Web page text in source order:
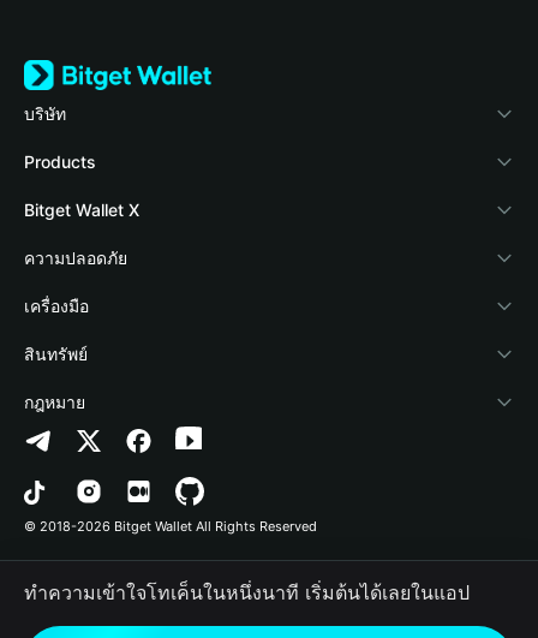
บริษัท
เกี่ยวกับ Bitget Wallet
Blog
Academy
ข่าวสารด้านคริปโต
ศูนย์ช่วยเหลือ
ติดต่อเรา
ทรัพยากรข้อมูลของแบรนด์
อาชีพ
Products
Crypto Card
Stablecoin Earn
Payfi Crypto
Crypto Swap API
Altcoin Season Index
Prediction Markets
DApp
RWA
Bitget Wallet X
นักพัฒนา
เชื่อมต่อ Wallet
Bitget Wallet Pay
ลิสต์โปรเจกต์
ความปลอดภัย
Protection Fund
เทคโนโลยีความปลอดภัย
เครื่องมือ
ซื้อคริปโต
การตรวจจับการอนุญาต
การตรวจจับสัญญา
การโอนเป็นชุด
สินทรัพย์
Arbitrum
Avalanche
Bitcoin
Polygon
กฎหมาย
นโยบายความเป็นส่วนตัว
ข้อตกลงในการใช้บริการ
© 2018-2026 Bitget Wallet All Rights Reserved
ทำความเข้าใจโทเค็นในหนึ่งนาที เริ่มต้นได้เลยในแอป